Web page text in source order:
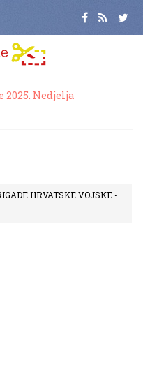
2025. Nedjelja
HRVATSKE VOJSKE -